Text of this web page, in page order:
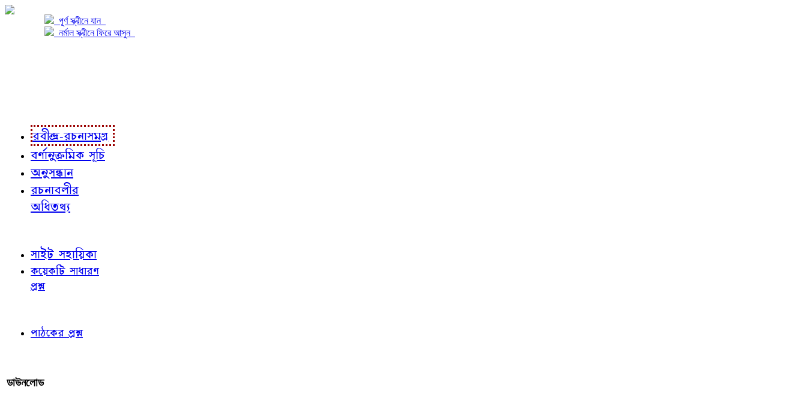
পূর্ণ স্ক্রীনে যান
নর্মাল স্ক্রীনে ফিরে আসুন
রবীন্দ্র-রচনাসমগ্র
বর্ণানুক্রমিক সূচি
অনুসন্ধান
রচনাবলীর
অধিতথ্য
সাইট সহায়িকা
কয়েকটি সাধারণ
প্রশ্ন
পাঠকের প্রশ্ন
ডাউনলোড